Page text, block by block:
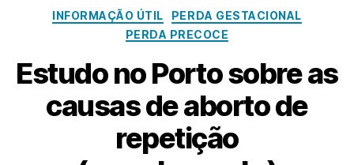
Categorias
INFORMAÇÃO ÚTIL
PERDA GESTACIONAL
PERDA PRECOCE
Estudo no Porto sobre as
causas de aborto de
repetição
P
J
u
l